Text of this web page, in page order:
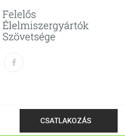
CSATLAKOZÁS